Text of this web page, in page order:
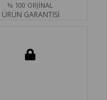
% 100 ORJİNAL
ÜRÜN GARANTİSİ